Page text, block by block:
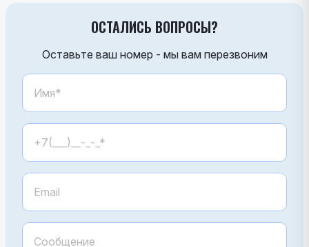
ОСТАЛИСЬ ВОПРОСЫ?
Оставьте ваш номер - мы вам перезвоним